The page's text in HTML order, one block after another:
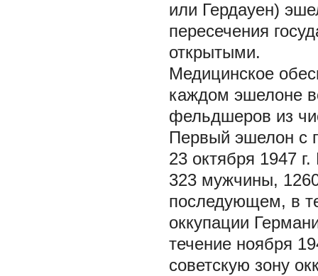
или Гердауен)
пересечения
открытыми.
Медицинское
каждом эшелоне
фельдшеров из
Первый эшелон с
23 октября 1947
323 мужчины,
последующем, в
оккупации
течение ноября
советскую зону